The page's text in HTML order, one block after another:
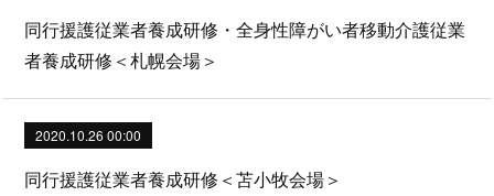
同行援護従業者養成研修・全身性障がい者移動介護従業
者養成研修＜札幌会場＞
2020.10.26 00:00
同行援護従業者養成研修＜苫小牧会場＞